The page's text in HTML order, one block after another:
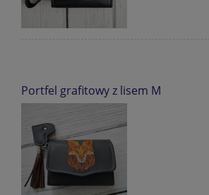
Portfel grafitowy z lisem M